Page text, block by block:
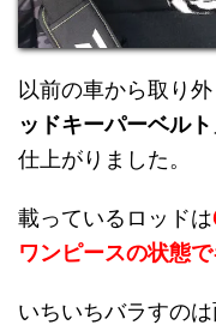
以前の車から取り外
ッドキーパーベルト
仕上がりました。
載っているロッドは
ワンピースの状態
いちいちバラすの